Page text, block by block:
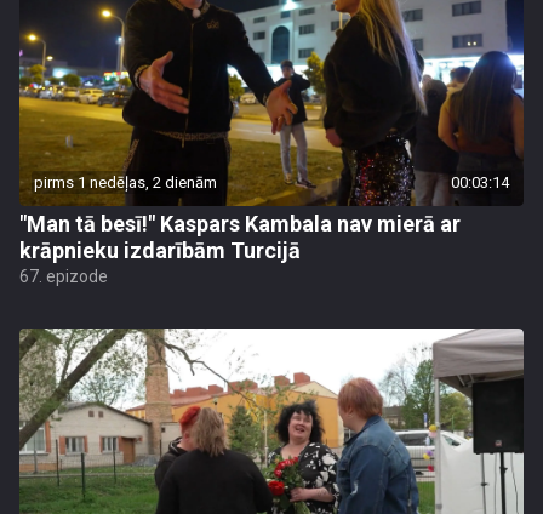
pirms 1 nedēļas, 2 dienām 00:03:14
"Man tā besī!" Kaspars Kambala nav mierā ar
krāpnieku izdarībām Turcijā
67. epizode